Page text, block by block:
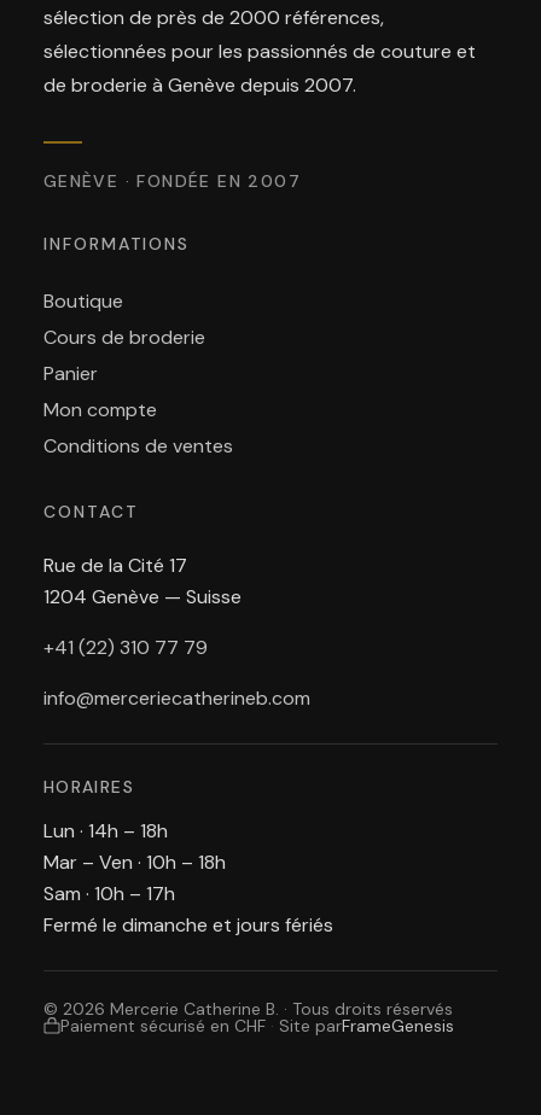
sélection de près de 2000 références,
sélectionnées pour les passionnés de couture et
de broderie à Genève depuis 2007.
GENÈVE · FONDÉE EN 2007
INFORMATIONS
Boutique
Cours de broderie
Panier
Mon compte
Conditions de ventes
CONTACT
Rue de la Cité 17
1204 Genève — Suisse
+41 (22) 310 77 79
info@merceriecatherineb.com
HORAIRES
Lun · 14h – 18h
Mar – Ven · 10h – 18h
Sam · 10h – 17h
Fermé le dimanche et jours fériés
© 2026 Mercerie Catherine B. · Tous droits réservés
Paiement sécurisé en CHF · Site parFrameGenesis